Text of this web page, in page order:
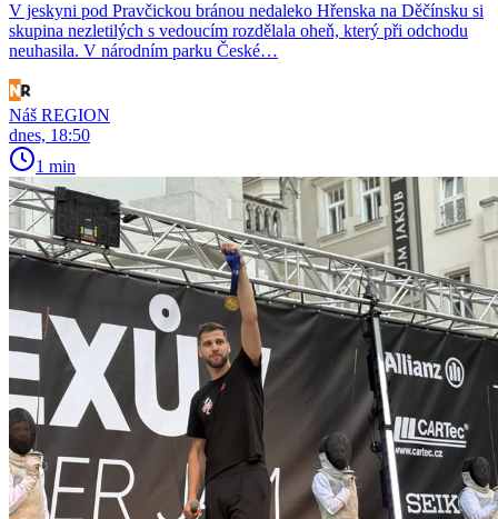
V jeskyni pod Pravčickou bránou nedaleko Hřenska na Děčínsku si
skupina nezletilých s vedoucím rozdělala oheň, který při odchodu
neuhasila. V národním parku České…
Náš REGION
dnes, 18:50
1 min